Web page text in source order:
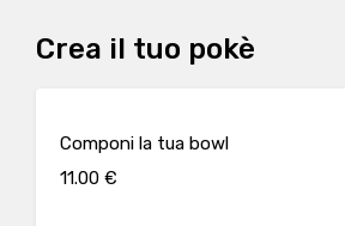
Crea il tuo pokè
Componi la tua bowl
11.00 €